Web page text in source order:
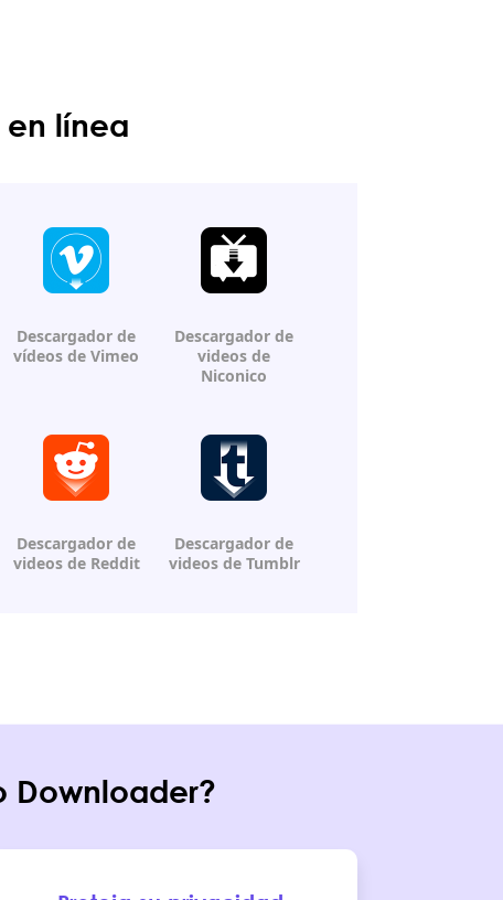
en línea
Descargador de
vídeos de Vimeo
Descargador de
videosde
Niconico
Descargador de
videos de Reddit
Descargador de
videos de Tumblr
Downloader?